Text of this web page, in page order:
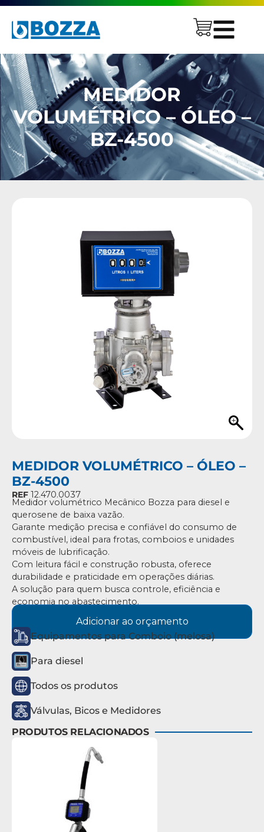
MEDIDOR
VOLUMÉTRICO – ÓLEO –
BZ-4500
MEDIDOR VOLUMÉTRICO – ÓLEO –
BZ-4500
REF 12.470.0037
Medidor volumétrico Mecânico Bozza para diesel e
querosene de baixa vazão.
Garante medição precisa e confiável do consumo de
combustível, ideal para frotas, comboios e unidades
móveis de lubrificação.
Com leitura fácil e construção robusta, oferece
durabilidade e praticidade em operações diárias.
A solução para quem busca controle, eficiência e
economia no abastecimento.
Adicionar ao orçamento
Equipamentos para Comboio (melosa)
Para diesel
Todos os produtos
Válvulas, Bicos e Medidores
PRODUTOS RELACIONADOS